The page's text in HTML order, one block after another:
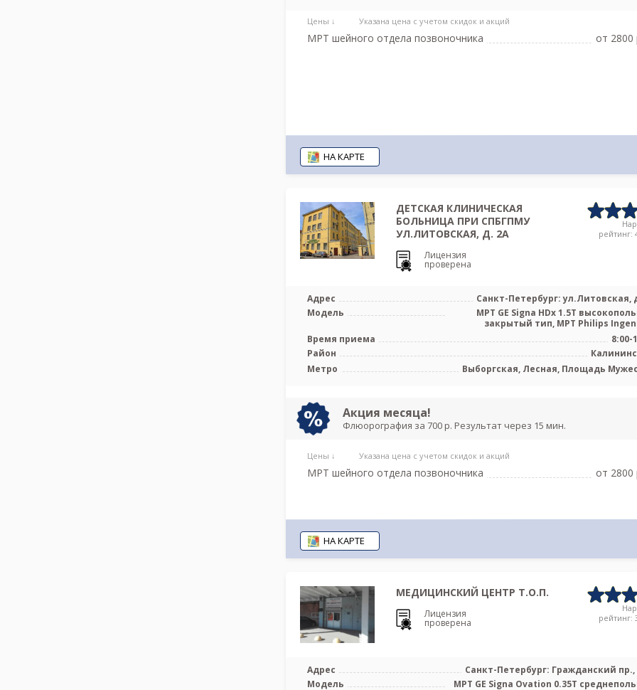
Цены ↓ Указана цена с учетом скидок и акций
МРТ шейного отдела позвоночника от 2800
НА КАРТЕ
ДЕТСКАЯ КЛИНИЧЕСКАЯ
БОЛЬНИЦА ПРИ СПБГПМУ
УЛ.ЛИТОВСКАЯ, Д. 2А
Лицензия
проверена
рейтинг:
Адрес
Санкт-Петербург: ул.Литовская,
Модель
МРТ GЕ Signa HDx 1.5Т
Время приема
8:00-
Район
Метро
Выборгская, Лесная, Площадь
Акция месяца!
Флюорография за 700 р. Результат через 15 мин.
Цены ↓ Указана цена с учетом скидок и акций
МРТ шейного отдела позвоночника от 2800
НА КАРТЕ
МЕДИЦИНСКИЙ ЦЕНТР Т.О.П.
Лицензия
проверена
рейтинг:
Адрес
Санкт-Петербург: Гражданский пр.,
Модель
МРТ GЕ Signa Ovation 0.35T